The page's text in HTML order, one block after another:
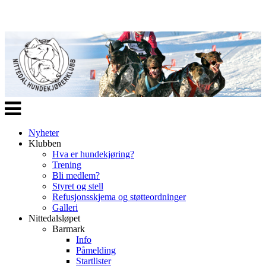
Veksle
navigasjon
Nyheter
Klubben
Hva er hundekjøring?
Trening
Bli medlem?
Styret og stell
Refusjonsskjema og støtteordninger
Galleri
Nittedalsløpet
Barmark
Info
Påmelding
Startlister